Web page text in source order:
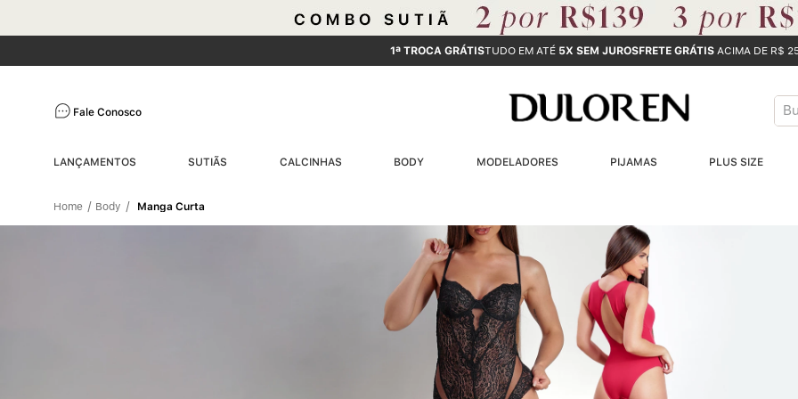
1ª TROCA GRÁTISTUDO EM ATÉ 5X SEM JUROSFRETE GRÁTIS ACIMA DE R$
Fale Conosco
LANÇAMENTOS SUTIÃS CALCINHAS BODY MODELADORES PIJAMAS PLUS SIZE
Body Manga Curta